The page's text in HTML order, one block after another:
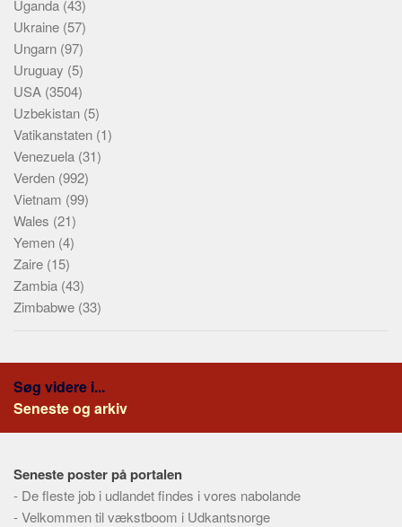
Uganda (43)
Ukraine (57)
Ungarn (97)
Uruguay (5)
USA (3504)
Uzbekistan (5)
Vatikanstaten (1)
Venezuela (31)
Verden (992)
Vietnam (99)
Wales (21)
Yemen (4)
Zaire (15)
Zambia (43)
Zimbabwe (33)
Søg videre i...
Seneste og arkiv
Seneste poster på portalen
- De fleste job i udlandet findes i vores nabolande
-Velkommen til vækstboom i Udkantsnorge